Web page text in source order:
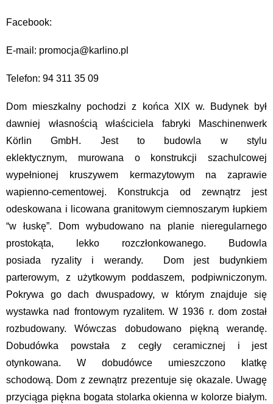
Facebook:
E-mail: promocja@karlino.pl
Telefon: 94 311 35 09
Dom mieszkalny pochodzi z końca XIX w. Budynek był
dawniej własnością właściciela fabryki Maschinenwerk
Körlin GmbH. Jest to budowla w stylu
eklektycznym, murowana o konstrukcji szachulcowej
wypełnionej kruszywem kermazytowym na zaprawie
wapienno-cementowej. Konstrukcja od zewnątrz jest
odeskowana i licowana granitowym ciemnoszarym łupkiem
“w łuskę”. Dom wybudowano na planie nieregularnego
prostokąta, lekko rozczłonkowanego. Budowla
posiada ryzality i werandy. Dom jest budynkiem
parterowym, z użytkowym poddaszem, podpiwniczonym.
Pokrywa go dach dwuspadowy, w którym znajduje się
wystawka nad frontowym ryzalitem. W 1936 r. dom został
rozbudowany. Wówczas dobudowano piękną werandę.
Dobudówka powstała z cegły ceramicznej i jest
otynkowana. W dobudówce umieszczono klatkę
schodową. Dom z zewnątrz prezentuje się okazale. Uwagę
przyciąga piękna bogata stolarka okienna w kolorze białym.